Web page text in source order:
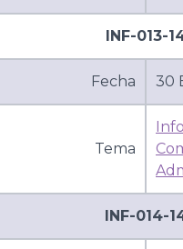
INF-013-
Fecha 30
Tema
INF-014-